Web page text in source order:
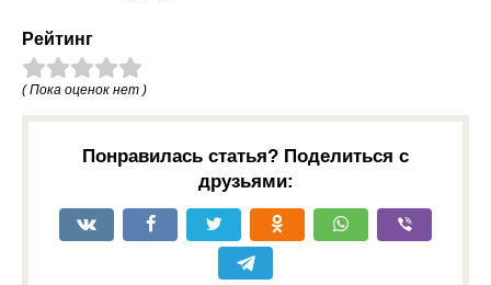
Рейтинг
( Пока оценок нет )
Понравилась статья? Поделиться с
друзьями: